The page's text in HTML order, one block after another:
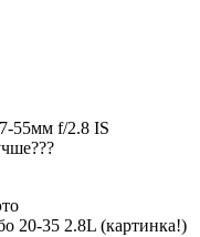
55мм f/2.8 IS
20-35 2.8L (картинка!)